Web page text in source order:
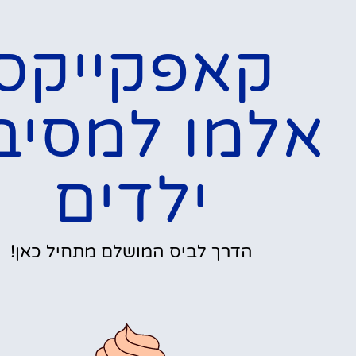
אלמו
ילדים
הדרך לביס המושלם מתחיל כאן!